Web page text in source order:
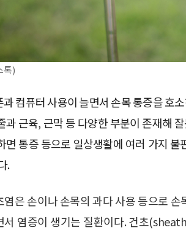
톡)
컴퓨터 사용이 늘면서 손목 통증을 호
과 근육, 근막 등 다양한 부분이 존재해
면 통증 등으로 일상생활에 여러 가지
.
염은 손이나 손목의 과다 사용 등으로
서 염증이 생기는 질환이다. 건초